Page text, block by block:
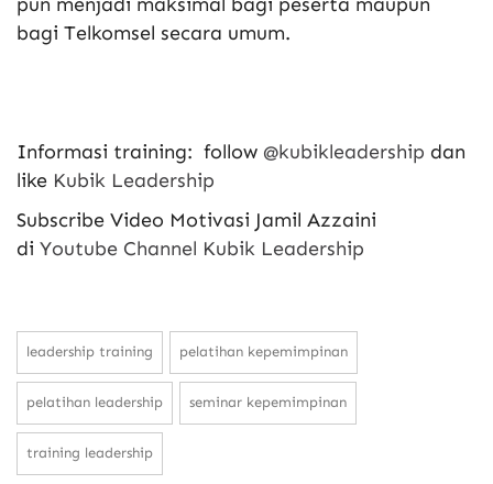
bagi Telkomsel secara umum.
Informasi training: follow @kubikleadership dan
like Kubik Leadership
Subscribe Video Motivasi Jamil Azzaini
di Youtube Channel Kubik Leadership
leadership training pelatihan kepemimpinan
pelatihan leadership seminar kepemimpinan
training leadership